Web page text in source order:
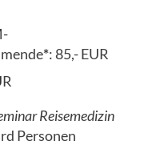
*: 85,- EUR
Reisemedizin
Personen